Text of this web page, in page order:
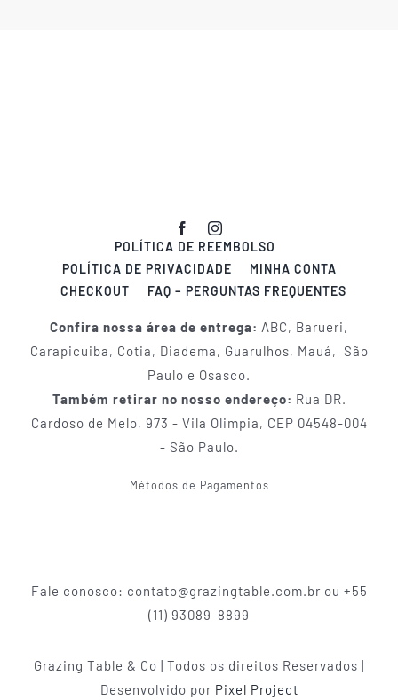
POLÍTICA DE REEMBOLSO
POLÍTICA DE PRIVACIDADE
MINHA CONTA
CHECKOUT
FAQ – PERGUNTAS FREQUENTES
Confira nossa área de entrega: ABC, Barueri,
Carapicuiba, Cotia, Diadema, Guarulhos, Mauá, São
Paulo e Osasco.
Também retirar no nosso endereço: Rua DR.
Cardoso de Melo, 973 - Vila Olimpia, CEP 04548-004
- São Paulo.
Métodos de Pagamentos
Fale conosco: contato@grazingtable.com.br ou +55
(11) 93089-8899
Grazing Table & Co | Todos os direitos Reservados |
Desenvolvido por Pixel Project